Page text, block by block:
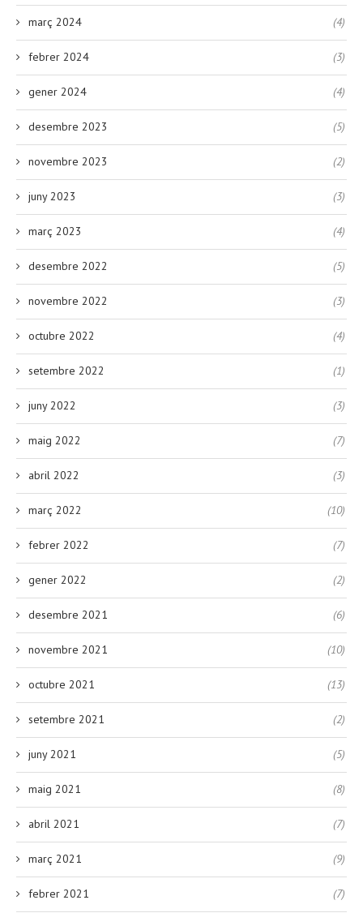
març 2024 (4)
febrer 2024 (3)
gener 2024 (4)
desembre 2023 (5)
novembre 2023 (2)
juny 2023 (3)
març 2023 (4)
desembre 2022 (5)
novembre 2022 (3)
octubre 2022 (4)
setembre 2022 (1)
juny 2022 (3)
maig 2022 (7)
abril 2022 (3)
març 2022 (10)
febrer 2022 (7)
gener 2022 (2)
desembre 2021 (6)
novembre 2021 (10)
octubre 2021 (13)
setembre 2021 (2)
juny 2021 (5)
maig 2021 (8)
abril 2021 (7)
març 2021 (9)
febrer 2021 (7)